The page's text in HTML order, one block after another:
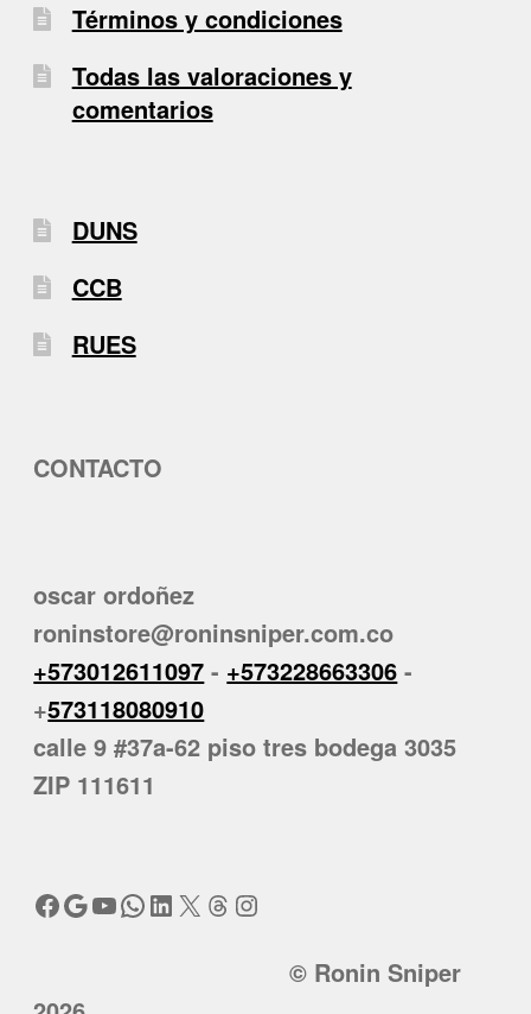
Términos y condiciones
Todas las valoraciones y
comentarios
DUNS
CCB
RUES
CONTACTO
oscar ordoñez
roninstore@roninsniper.com.co
+573012611097 - +573228663306 -
+573118080910
calle 9 #37a-62 piso tres bodega 3035
ZIP 111611
Facebook
Google
YouTube
WhatsApp
LinkedIn
X Threads
Instagram
© Ronin Sniper